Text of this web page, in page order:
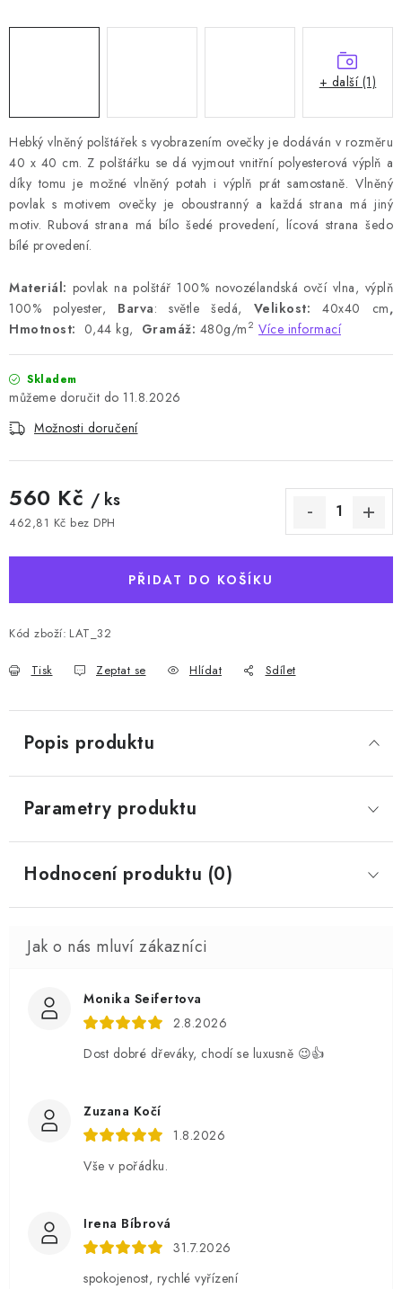
Hebký vlněný polštářek s vyobrazením ovečky je dodáván v rozměru
40 x 40 cm. Z polštářku se dá vyjmout vnitřní polyesterová výplň a
díky tomu je možné vlněný potah i výplň prát samostaně. Vlněný
povlak s motivem ovečky je oboustranný a každá strana má jiný
motiv. Rubová strana má bílo šedé provedení, lícová strana šedo
bílé provedení.
Materiál: povlak na polštář 100% novozélandská ovčí vlna, výplň
100% polyester, Barva: světle šedá, Velikost: 40x40 cm,
Hmotnost: 0,44 kg, Gramáž: 480g/m 2 Více informací
Skladem
11.8.2026
Možnosti doručení
560 Kč / ks
462,81 Kč bez DPH
PŘIDAT DO KOŠÍKU
Kód zboží: LAT_32
Tisk Zeptat se Hlídat Sdílet
+ další (1)
Popis produktu
Parametry produktu
Hodnocení produktu (0)
Monika Seifertova
2.8.2026
Dost dobré dřeváky, chodí se luxusně 😉👍
Zuzana Kočí
1.8.2026
Vše v pořádku.
Irena Bíbrová
31.7.2026
spokojenost, rychlé vyřízení